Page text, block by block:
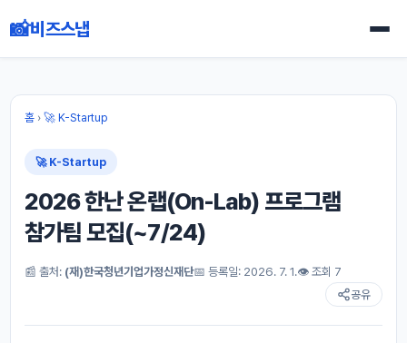
📸비즈스냅
홈› 🚀 K-Startup
🚀 K-Startup
2026 한난 온랩(On-Lab) 프로그램
참가팀 모집(~7/24)
📰 출처: (재)한국청년기업가정신재단📅 등록일: 2026. 7. 1.👁 조회 7
공유